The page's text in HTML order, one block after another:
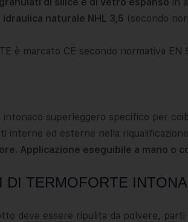
idraulica naturale NHL 3,5 (secondo
è marcato CE secondo normativa EN
intonaco superleggero specifico per
interne ed esterne nella riqualificazione
Applicazione eseguibile a mano o
DI TERMOFORTE
deve essere ripulita da polvere,